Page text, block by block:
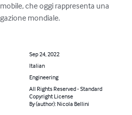
che oggi rappresenta una
mondiale.
Sep 24, 2022
Italian
Engineering
All Rights Reserved - Standard
Copyright License
By (author): Nicola Bellini